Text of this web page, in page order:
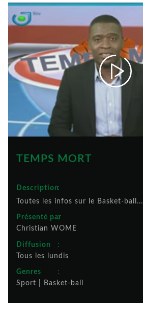
TEMPS MORT
Description:
Toutes les infos sur le Basket-ball...
Présenté par
:
Christian WOME
Diffusion :
Tous les lundis
Genres :
Sport Basket-ball